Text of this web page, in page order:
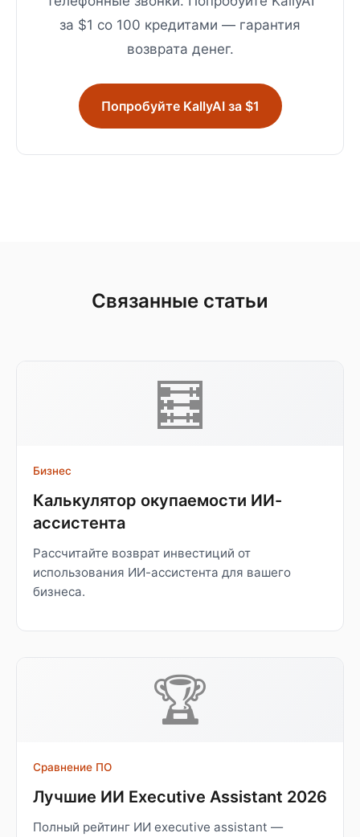
за $1 со 100 кредитами — гарантия
возврата денег.
Попробуйте KallyAI за $1
Связанные статьи
🧮
Бизнес
Калькулятор окупаемости ИИ-
ассистента
Рассчитайте возврат инвестиций от
использования ИИ-ассистента для вашего
бизнеса.
🏆
Сравнение ПО
Лучшие ИИ Executive Assistant 2026
Полный рейтинг ИИ executive assistant —